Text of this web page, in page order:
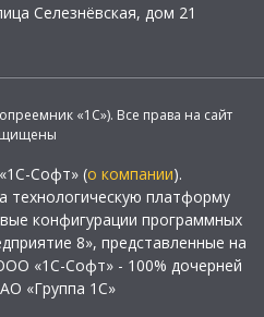
Селезнёвская, дом 21
«1С»). Все права на сайт
Софт» (о компании).
технологическую платформу
конфигурации программных
8», представленные на
«1С-Софт» - 100% дочерней
«Группа 1С»